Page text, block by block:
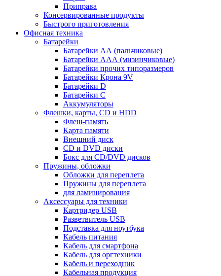
Приправа
Консервированные продукты
Быстрого приготовления
Офисная техника
Батарейки
Батарейки АА (пальчиковые)
Батарейки ААА (мизинчиковые)
Батарейки прочих типоразмеров
Батарейки Крона 9V
Батарейки D
Батарейки С
Аккумуляторы
Флешки, карты, CD и HDD
Флеш-память
Карта памяти
Внешний диск
CD и DVD диски
Бокс для CD/DVD дисков
Пружины, обложки
Обложки для переплета
Пружины для переплета
для ламинирования
Аксессуары для техники
Картридер USB
Разветвитель USB
Подставка для ноутбука
Кабель питания
Кабель для смартфона
Кабель для оргтехники
Кабель и переходник
Кабельная продукция